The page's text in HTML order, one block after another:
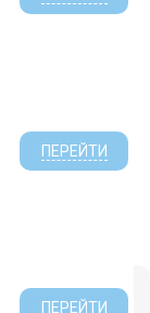
ПЕРЕЙТИ
ПЕРЕЙТИ